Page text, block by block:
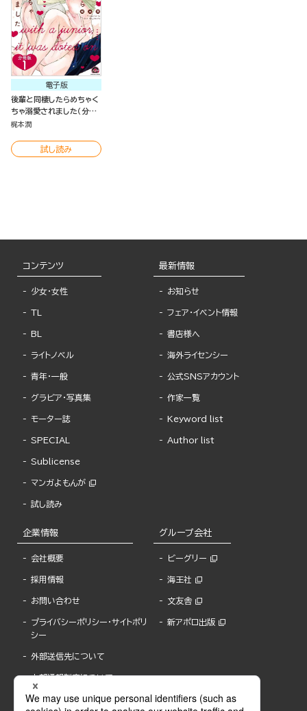
電子版
後輩と同棲したらめちゃく
ちゃ溺愛されました（分冊
版）
梶本潤
試し読み
コンテンツ
少女・女性
TL
BL
ライトノベル
青年・一般
グラビア・写真集
モーター誌
SPECIAL
Sublicense
マンガよもんが
試し読み
最新情報
お知らせ
フェア・イベント情報
書店様へ
海外ライセンシー
公式SNSアカウント
作家一覧
Keyword list
Author list
企業情報
会社概要
採用情報
お問い合わせ
プライバシーポリシー・サイトポリ
シー
外部送信先について
内部通報制度について
グループ会社
ビーグリー
海王社
文友舎
新アポロ出版